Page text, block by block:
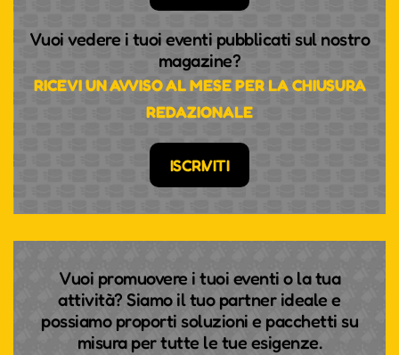
Vuoi vedere i tuoi eventi pubblicati sul nostro
magazine?
RICEVI UN AVVISO AL MESE PER LA CHIUSURA
REDAZIONALE
ISCRIVITI
Vuoi promuovere i tuoi eventi o la tua
attività? Siamo il tuo partner ideale e
possiamo proporti soluzioni e pacchetti su
misura per tutte le tue esigenze.